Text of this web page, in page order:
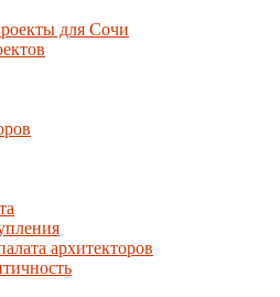
для Сочи
архитекторов